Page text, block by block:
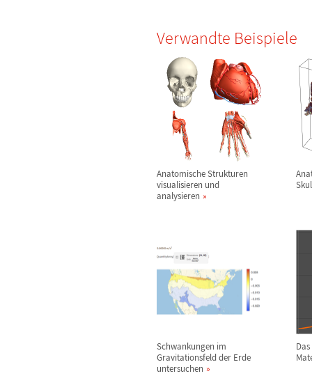
Verwandte Beispiele
Anatomische Strukturen
visualisieren und
analysieren
Schwankungen im
Gravitationsfeld der Erde
untersuchen